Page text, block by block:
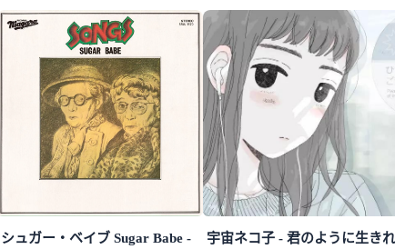
シュガー・ベイブ Sugar Babe -
宇宙ネコ子 - 君のように生き